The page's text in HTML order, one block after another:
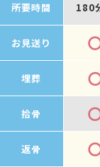
所要時間 180
お見送り
埋葬
拾骨
返骨